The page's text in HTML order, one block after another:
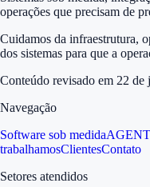
operações que precisam de
Cuidamos da infraestrutura,
dos sistemas para que a
Conteúdo revisado em 22 de
Navegação
Software sob medida
trabalhamosClientesContato
Setores atendidos